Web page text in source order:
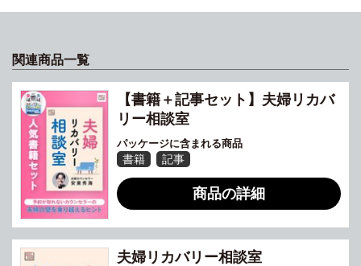
関連商品一覧
【書籍＋記事セット】夫婦リカバ
リー相談室
パッケージに含まれる商品
書籍 記事
商品の詳細
夫婦リカバリー相談室